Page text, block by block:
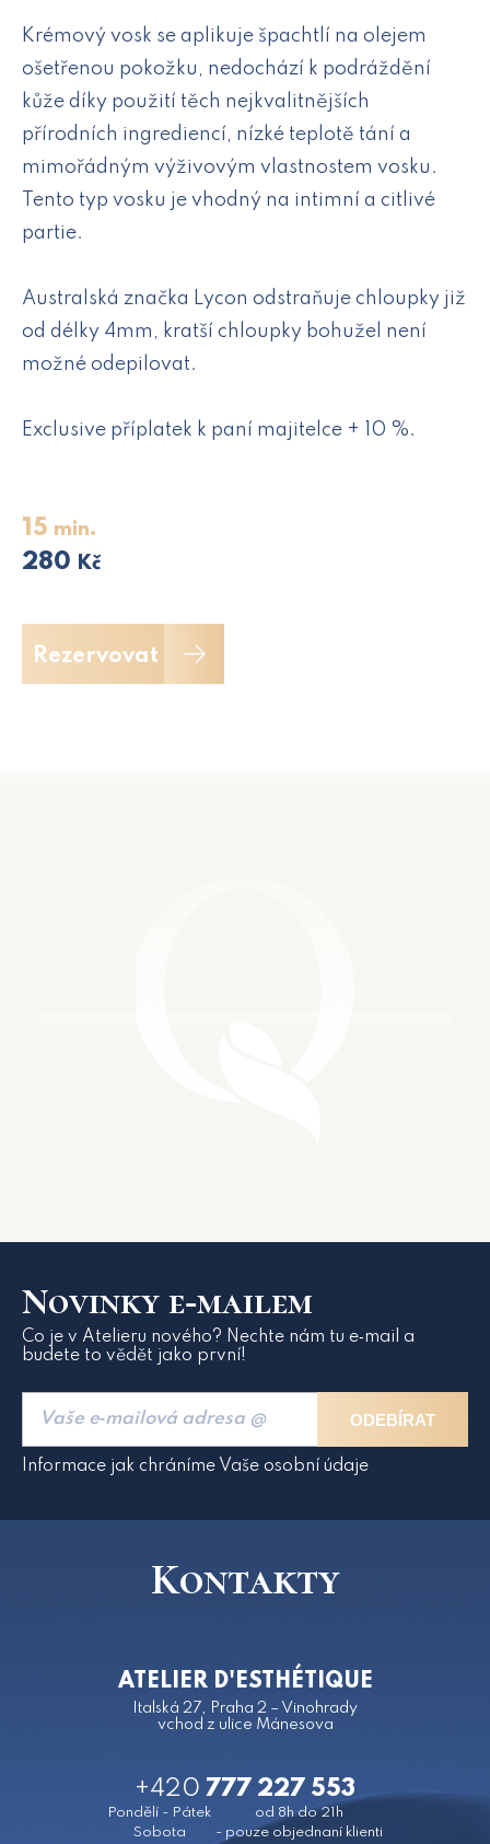
Krémový vosk se aplikuje špachtlí na olejem
ošetřenou pokožku, nedochází k podráždění
kůže díky použití těch nejkvalitnějších
přírodních ingrediencí, nízké teplotě tání a
mimořádným výživovým vlastnostem vosku.
Tento typ vosku je vhodný na intimní a citlivé
partie.
Australská značka Lycon odstraňuje chloupky již
od délky 4mm, kratší chloupky bohužel není
možné odepilovat.
Exclusive příplatek k paní majitelce + 10 %.
15 min.
280 Kč
Rezervovat
Novinky e‑mailem
Co je v Atelieru nového? Nechte nám tu e‑mail a
budete to vědět jako první!
ODEBÍRAT
Informace jak chráníme Vaše osobní údaje
Kontakty
ATELIER D'ESTHÉTIQUE
Italská 27, Praha 2 – Vinohrady
vchod z ulice Mánesova
+420 777 227 553
Pondělí - Pátek
od 8h do 21h
Sobota
- pouze objednaní klienti